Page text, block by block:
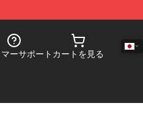
ーサポート カートを見る